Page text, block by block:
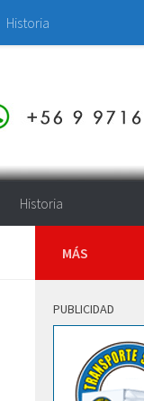
Historia
Historia
MÁS
PUBLICIDAD